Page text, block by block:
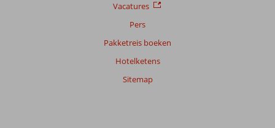
Vacatures
Pers
Pakketreis boeken
Hotelketens
Sitemap